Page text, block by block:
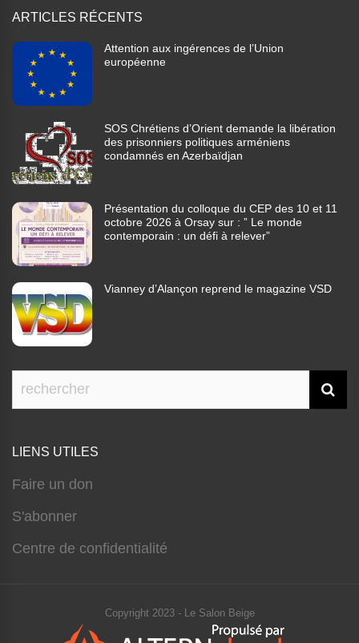
ARTICLES RÉCENTS
Attention aux ingérences de l’Union
européenne
SOS Chrétiens d’Orient demande la libération
des prisonniers politiques arméniens
condamnés en Azerbaïdjan
Présentation du colloque du CEP des 10 et 11
octobre 2026 à Orsay sur : ” Le monde
contemporain : un défi à relever”
Vianney d’Alançon reprend le magazine VSD
LIENS UTILES
Faire un don
S'abonner
Centre de confidentialité
Copyright 2023 - Le Salon Beige